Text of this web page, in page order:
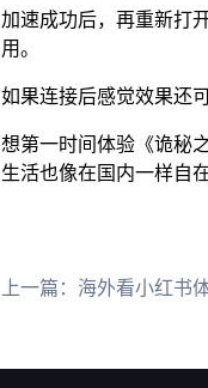
加速成功后，再重新打
用。
如果连接后感觉效果还
想第一时间体验《诡秘
生活也像在国内一样自
上一篇： 海外看小红书体育赛事